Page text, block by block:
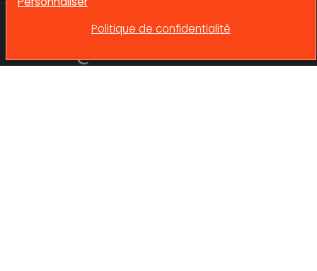
Politique de confidentialité
betrec@betrec.com